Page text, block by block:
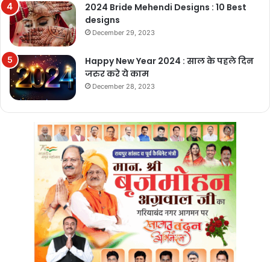
2024 Bride Mehendi Designs : 10 Best
designs
December 29, 2023
Happy New Year 2024 : साल के पहले दिन
जरुर करे ये काम
December 28, 2023